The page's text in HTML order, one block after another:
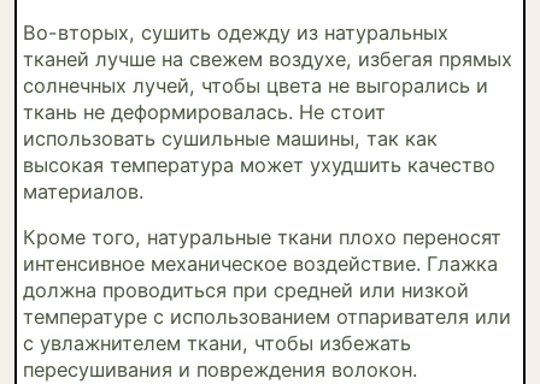
Во-вторых, сушить одежду из натуральных
тканей лучше на свежем воздухе, избегая прямых
солнечных лучей, чтобы цвета не выгорались и
ткань не деформировалась. Не стоит
использовать сушильные машины, так как
высокая температура может ухудшить качество
материалов.
Кроме того, натуральные ткани плохо переносят
интенсивное механическое воздействие. Глажка
должна проводиться при средней или низкой
температуре с использованием отпаривателя или
с увлажнителем ткани, чтобы избежать
пересушивания и повреждения волокон.